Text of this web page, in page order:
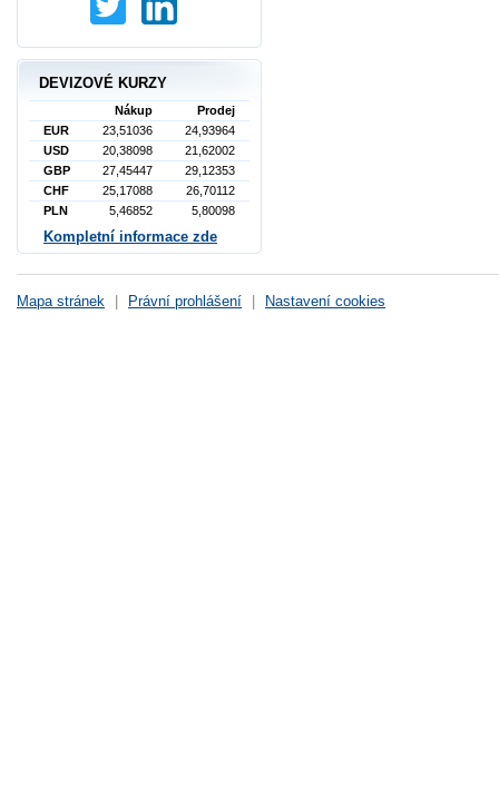
DEVIZOVÉ KURZY
Nákup
Prodej
EUR
23,51036
24,93964
USD
20,38098
21,62002
GBP
27,45447
29,12353
CHF
25,17088
26,70112
PLN
5,46852 5,80098
Kompletní informace zde
Mapa stránek Právní prohlášení Nastavení cookies